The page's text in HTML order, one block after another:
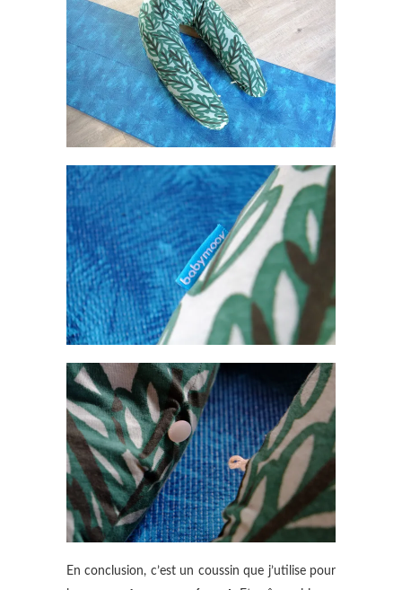
En conclusion, c’est un coussin que j’utilise pour